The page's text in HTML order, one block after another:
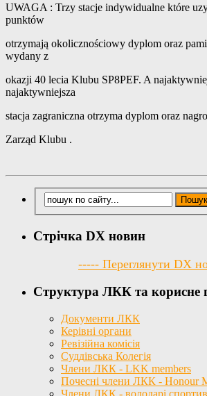
UWAGA : Trzy stacje indywidualne które
punktów
otrzymają okolicznościowy dyplom oraz
wydany z
okazji 40 lecia Klubu SP8PEF. A
najaktywniejsza
stacja zagraniczna otrzyma dyplom oraz
Zarząd Klubu .
Стрічка DX новин
----- Переглянути DX
Структура ЛКК та
Документи ЛКК
Керівні органи
Ревізійна комісія
Суддівська Колегія
Члени ЛКК - LKK members
Почесні члени ЛКК - Honour
Члени ЛКК - володарі